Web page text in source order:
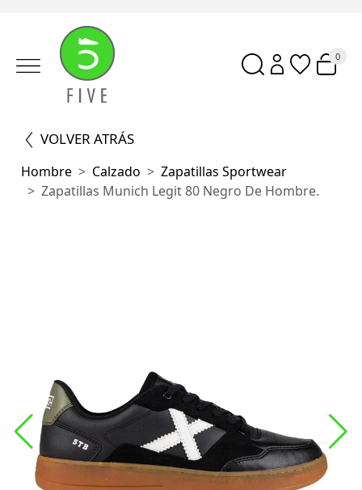
0
VOLVER ATRÁS
Hombre Calzado
Zapatillas Sportwear
Zapatillas Munich Legit 80 Negro De Hombre.